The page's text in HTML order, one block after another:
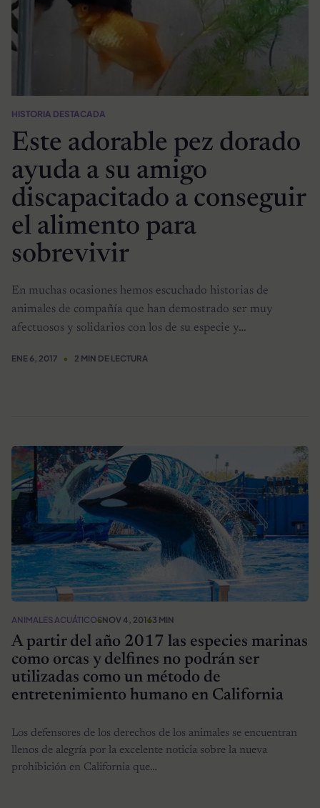
HISTORIA DESTACADA
Este adorable pez dorado
ayuda a su amigo
discapacitado a conseguir
el alimento para
sobrevivir
En muchas ocasiones hemos escuchado historias de
animales de compañía que han demostrado ser muy
afectuosos y solidarios con los de su especie y…
ENE 6, 2017 2 MIN DE LECTURA
ANIMALES ACUÁTICOSNOV 4, 20163 MIN
A partir del año 2017 las especies marinas
como orcas y delfines no podrán ser
utilizadas como un método de
entretenimiento humano en California
Los defensores de los derechos de los animales se encuentran
llenos de alegría por la excelente noticia sobre la nueva
prohibición en California que…